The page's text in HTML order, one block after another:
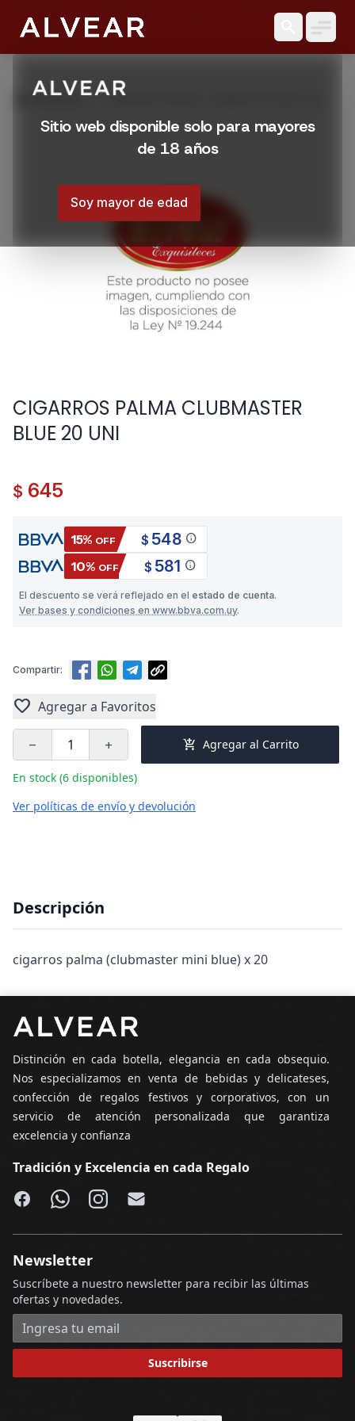
Sitio web disponible solo para mayores
de 18 años
Soy mayor de edad
Productos
CIGARROS PALMA CLUBMASTER BLUE 20
CIGARROS PALMA CLUBMASTER
BLUE 20 UNI
$ 645
15% OFF $ 548 info
10% OFF $ 581 info
El descuento se verá reflejado en el estado de cuenta.
Ver bases y condiciones en www.bbva.com.uy.
Compartir:
favorite Agregar a Favoritos
remove add add_shopping_cart Agregar al Carrito
En stock (6 disponibles)
Ver políticas de envío y devolución
Descripción
cigarros palma (clubmaster mini blue) x 20
Distinción en cada botella, elegancia en cada obsequio.
Nos especializamos en venta de bebidas y delicateses,
confección de regalos festivos y corporativos, con un
servicio de atención personalizada que garantiza
excelencia y confianza
Tradición y Excelencia en cada Regalo
Facebook
WhatsApp
Instagram
Email
Newsletter
Suscríbete a nuestro newsletter para recibir las últimas
ofertas y novedades.
Dirección de correo electrónico
Suscribirse